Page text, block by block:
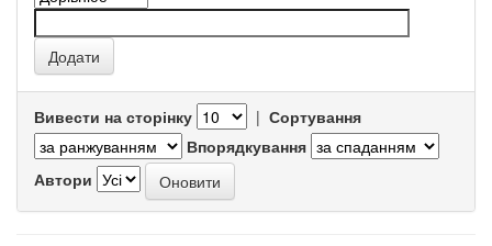
Вивести на сторінку | Сортування
Впорядкування
Автори